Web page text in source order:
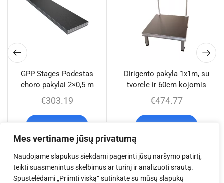
Mes vertiname jūsų privatumą
Naudojame slapukus siekdami pagerinti jūsų naršymo patirtį,
teikti suasmenintus skelbimus ar turinį ir analizuoti srautą.
Spustelėdami „Priimti viską“ sutinkate su mūsų slapukų
GPP Stages Podestas
choro pakylai 2×0,5 m
€303.19
Dirigento pakyla 1x1m, su
tvorele ir 60cm kojomis
€474.77